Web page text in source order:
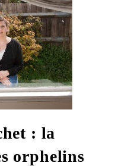
: la
orphelins